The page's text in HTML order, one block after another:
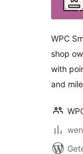
WPC
shop
with
and